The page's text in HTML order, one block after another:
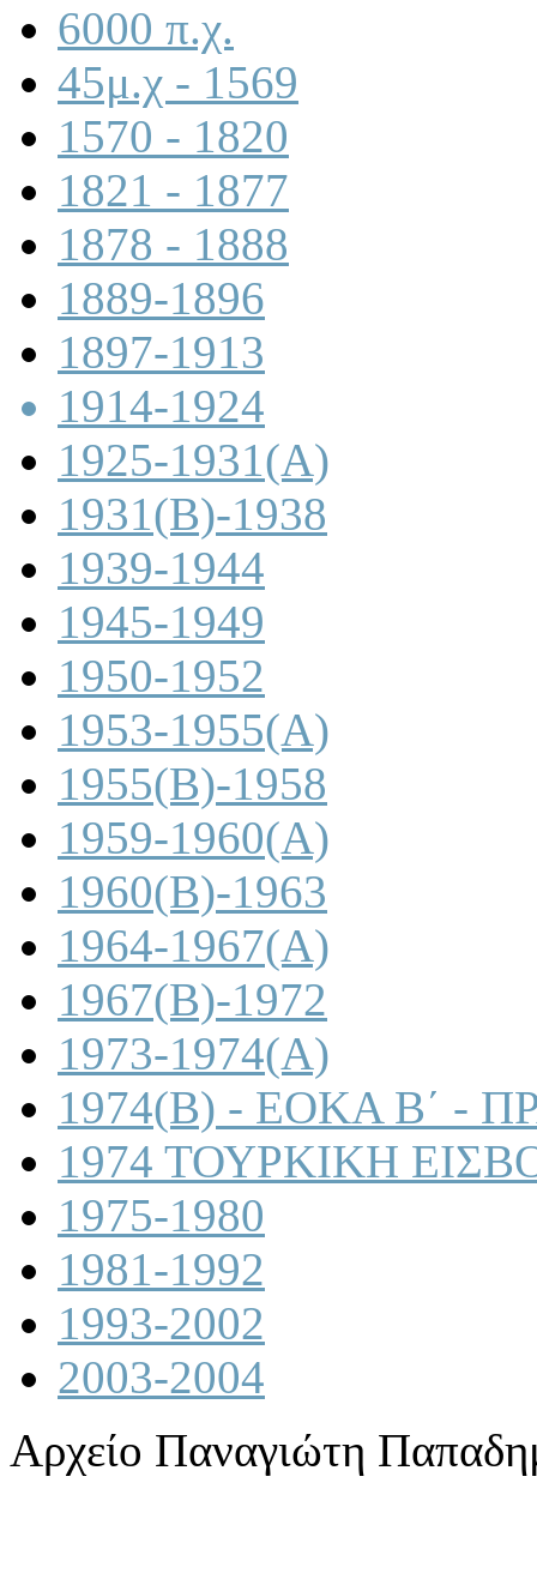
6000 π.χ.
45μ.χ - 1569
1570 - 1820
1821 - 1877
1878 - 1888
1889-1896
1897-1913
1914-1924
1925-1931(A)
1931(B)-1938
1939-1944
1945-1949
1950-1952
1953-1955(A)
1955(B)-1958
1959-1960(A)
1960(B)-1963
1964-1967(A)
1967(B)-1972
1973-1974(A)
1974(B) - ΕΟΚΑ Β΄ -
1974 ΤΟΥΡΚΙΚΗ
1975-1980
1981-1992
1993-2002
2003-2004
Αρχείο Παναγιώτη